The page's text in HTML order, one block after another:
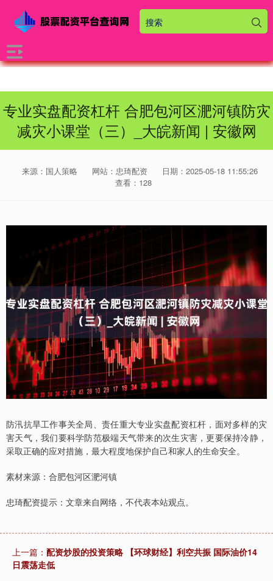
专业实盘配资杠杆 合肥包河区淝河镇防灾
减灾小课堂（三）_大皖新闻 | 安徽网
来源：国人策略 网站：忠琦配资
日期：2025-05-18 11:55:26
查看：128
防汛抗旱工作事关全局、责任重大专业实盘配资杠杆，面对多样的灾
害天气，我们要科学防范极端天气带来的次生灾害，更要保持冷静，
采取正确的应对措施，最大程度地保护自己和家人的生命安全。
素材来源：合肥包河区淝河镇
忠琦配资提示：文章来自网络，不代表本站观点。
上一篇： 配资炒股的投资策略 【环球财经】利空共振 国际油价14
日震荡走低